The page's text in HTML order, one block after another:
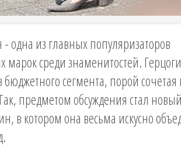
одна из главных популяризаторов
среди знаменитостей.
сегмента, порой
предметом обсуждения стал
в котором она весьма искусно